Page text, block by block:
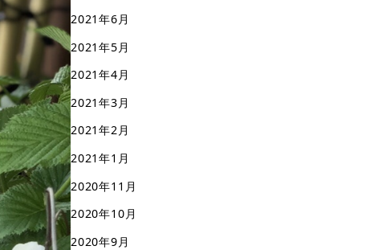
2021年6月
2021年5月
2021年4月
2021年3月
2021年2月
2021年1月
2020年11月
2020年10月
2020年9月